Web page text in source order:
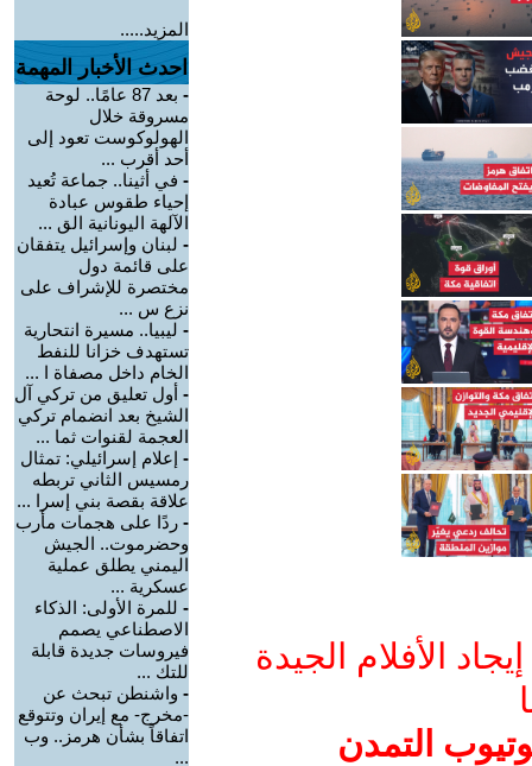
الأفلام الجيدة
التمدن
المزيد.....
احدث الأخبار المهمة
-
بعد 87 عامًا.. لوحة
مسروقة خلال
الهولوكوست تعود إلى
أحد أقرب ...
- في أثينا.. جماعة تُعيد
إحياء طقوس عبادة
الآلهة اليونانية الق ...
- لبنان وإسرائيل يتفقان
على قائمة دول
مختصرة للإشراف على
نزع س ...
- ليبيا.. مسيرة انتحارية
تستهدف خزانا للنفط
الخام داخل مصفاة ا ...
- أول تعليق من تركي آل
الشيخ بعد انضمام تركي
العجمة لقنوات ثما ...
- إعلام إسرائيلي: تمثال
رمسيس الثاني تربطه
علاقة بقصة بني إسرا ...
- ردًا على هجمات مأرب
وحضرموت.. الجيش
اليمني يطلق عملية
عسكرية ...
- للمرة الأولى: الذكاء
الاصطناعي يصمم
فيروسات جديدة قابلة
للتك ...
- واشنطن تبحث عن
-مخرج- مع إيران وتتوقع
اتفاقاً بشأن هرمز.. وب
...